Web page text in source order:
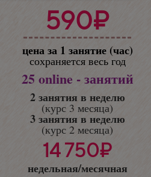
590₽
цена за 1 занятие (час)
сохраняется весь год
25 online - занятий
2 занятия в неделю
(курс 3 месяца)
3 занятия в неделю
(курс 2 месяца)
14 750₽
недельная/месячная